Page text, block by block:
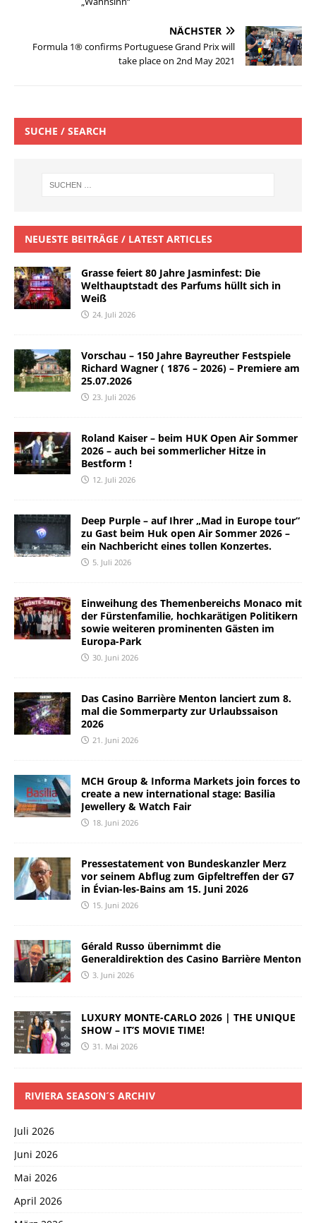
NÄCHSTER
Formula 1® confirms Portuguese Grand Prix will
take place on 2nd May 2021
SUCHE / SEARCH
NEUESTE BEITRÄGE / LATEST ARTICLES
Grasse feiert 80 Jahre Jasminfest: Die
Welthauptstadt des Parfums hüllt sich in
Weiß
24. Juli 2026
Vorschau – 150 Jahre Bayreuther Festspiele
Richard Wagner ( 1876 – 2026) – Premiere am
25.07.2026
23. Juli 2026
Roland Kaiser – beim HUK Open Air Sommer
2026 – auch bei sommerlicher Hitze in
Bestform !
12. Juli 2026
Deep Purple – auf Ihrer „Mad in Europe tour“
zu Gast beim Huk open Air Sommer 2026 –
ein Nachbericht eines tollen Konzertes.
5. Juli 2026
Einweihung des Themenbereichs Monaco mit
der Fürstenfamilie, hochkarätigen Politikern
sowie weiteren prominenten Gästen im
Europa-Park
30. Juni 2026
Das Casino Barrière Menton lanciert zum 8.
mal die Sommerparty zur Urlaubssaison
2026
21. Juni 2026
MCH Group & Informa Markets join forces to
create a new international stage: Basilia
Jewellery & Watch Fair
18. Juni 2026
Pressestatement von Bundeskanzler Merz
vor seinem Abflug zum Gipfeltreffen der G7
in Évian-les-Bains am 15. Juni 2026
15. Juni 2026
Gérald Russo übernimmt die
Generaldirektion des Casino Barrière Menton
3. Juni 2026
LUXURY MONTE-CARLO 2026 | THE UNIQUE
SHOW – IT’S MOVIE TIME!
31. Mai 2026
RIVIERA SEASON´S ARCHIV
Juli 2026
Juni 2026
Mai 2026
April 2026